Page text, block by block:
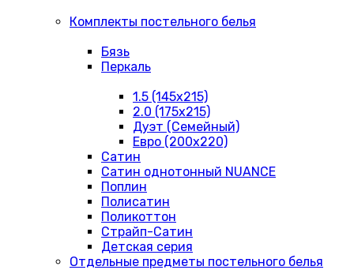
Комплекты постельного белья
Бязь
Перкаль
1.5 (145х215)
2.0 (175х215)
Дуэт (Семейный)
Евро (200х220)
Сатин
Сатин однотонный NUANCE
Поплин
Полисатин
Поликоттон
Страйп-Сатин
Детская серия
Отдельные предметы постельного белья